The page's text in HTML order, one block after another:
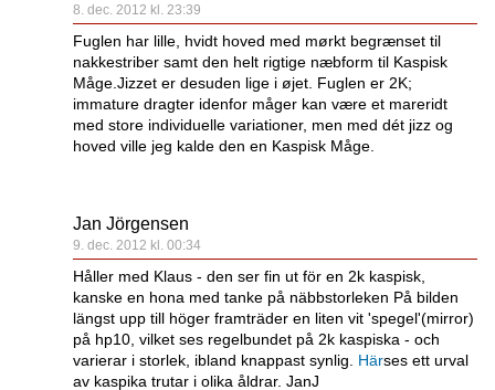
8. dec. 2012 kl. 23:39
Fuglen har lille, hvidt hoved med mørkt begrænset til
nakkestriber samt den helt rigtige næbform til Kaspisk
Måge.Jizzet er desuden lige i øjet. Fuglen er 2K;
immature dragter idenfor måger kan være et mareridt
med store individuelle variationer, men med dét jizz og
hoved ville jeg kalde den en Kaspisk Måge.
Jan Jörgensen
9. dec. 2012 kl. 00:34
Håller med Klaus - den ser fin ut för en 2k kaspisk,
kanske en hona med tanke på näbbstorleken På bilden
längst upp till höger framträder en liten vit 'spegel'(mirror)
på hp10, vilket ses regelbundet på 2k kaspiska - och
varierar i storlek, ibland knappast synlig. Härses ett urval
av kaspika trutar i olika åldrar. JanJ